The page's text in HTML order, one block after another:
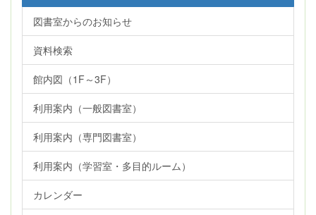
図書室からのお知らせ
資料検索
館内図（1F～3F）
利用案内（一般図書室）
利用案内（専門図書室）
利用案内（学習室・多目的ルーム）
カレンダー